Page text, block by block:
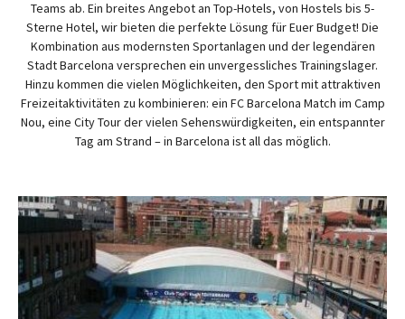
Teams ab. Ein breites Angebot an Top-Hotels, von Hostels bis 5-
Sterne Hotel, wir bieten die perfekte Lösung für Euer Budget! Die
Kombination aus modernsten Sportanlagen und der legendären
Stadt Barcelona versprechen ein unvergessliches Trainingslager.
Hinzu kommen die vielen Möglichkeiten, den Sport mit attraktiven
Freizeitaktivitäten zu kombinieren: ein FC Barcelona Match im Camp
Nou, eine City Tour der vielen Sehenswürdigkeiten, ein entspannter
Tag am Strand – in Barcelona ist all das möglich.